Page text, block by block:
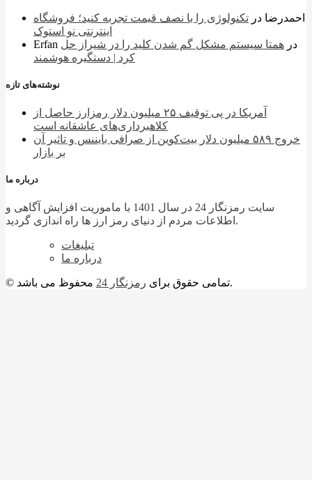
احمدرضا در تکنولوژی را با نصف قیمت تجربه کنید؛ فروشگاه
اینترنتی نو استوک
Erfan
در همتا سیستم مشکل گم شدن کلید را در شیراز حل
کرد | دستگیره هوشمند
نوشته‌های تازه
آمریکا در پی توقیف ۲۵ میلیون دلار رمزارز حاصل از
کلاهبرداری‌های عاشقانه است
خروج ۵۸۹ میلیون دلار بیت‌کوین از صرافی بایننس و تاثیر آن
بر بازار
درباره ما
سایت رمزنگار 24 در سال 1401 با ماموریت افزایش آگاهی و
اطلاعات مردم از دنیای رمز ارز ها راه اندازی گردید.
تبلیغات
درباره ما
© تمامی حقوق برای رمزنگار 24 محفوظ می باشد.